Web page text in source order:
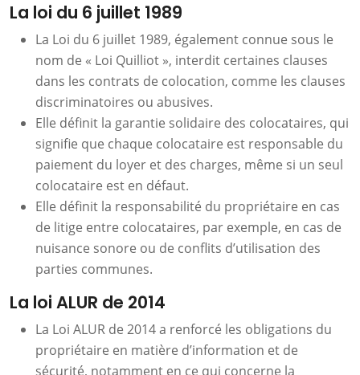
La loi du 6 juillet 1989
La Loi du 6 juillet 1989, également connue sous le
nom de « Loi Quilliot », interdit certaines clauses
dans les contrats de colocation, comme les clauses
discriminatoires ou abusives.
Elle définit la garantie solidaire des colocataires, qui
signifie que chaque colocataire est responsable du
paiement du loyer et des charges, même si un seul
colocataire est en défaut.
Elle définit la responsabilité du propriétaire en cas
de litige entre colocataires, par exemple, en cas de
nuisance sonore ou de conflits d’utilisation des
parties communes.
La loi ALUR de 2014
La Loi ALUR de 2014 a renforcé les obligations du
propriétaire en matière d’information et de
sécurité, notamment en ce qui concerne la